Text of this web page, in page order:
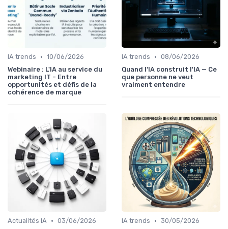
IA trends • 10/06/2026
Webinaire : L'IA au service du
marketing IT - Entre
opportunités et défis de la
cohérence de marque
IA trends • 08/06/2026
Quand l'IA construit l'IA — Ce
que personne ne veut
vraiment entendre
Actualités IA • 03/06/2026
IA trends • 30/05/2026